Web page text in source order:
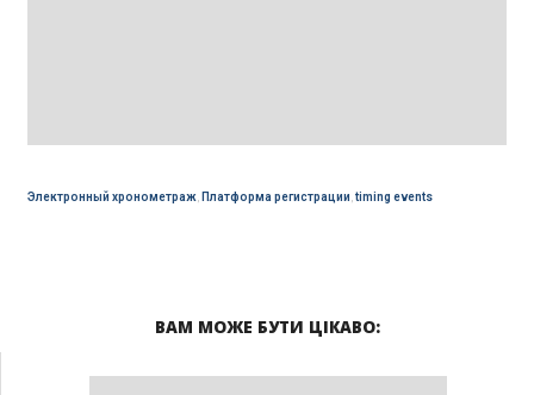
Электронный хронометраж, Платформа регистрации,timing events
ВАМ МОЖЕ БУТИ ЦІКАВО: